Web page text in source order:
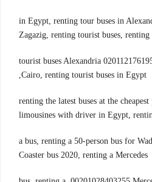
in Egypt, renting tour buses in
Zagazig, renting tourist buses, renting
tourist buses Alexandria
Cairo, renting tourist buses in Egypt,
renting the latest buses at the
limousines with driver in Egypt,
a bus, renting a 50-person bus for
Coaster bus 2020, renting a Mercedes